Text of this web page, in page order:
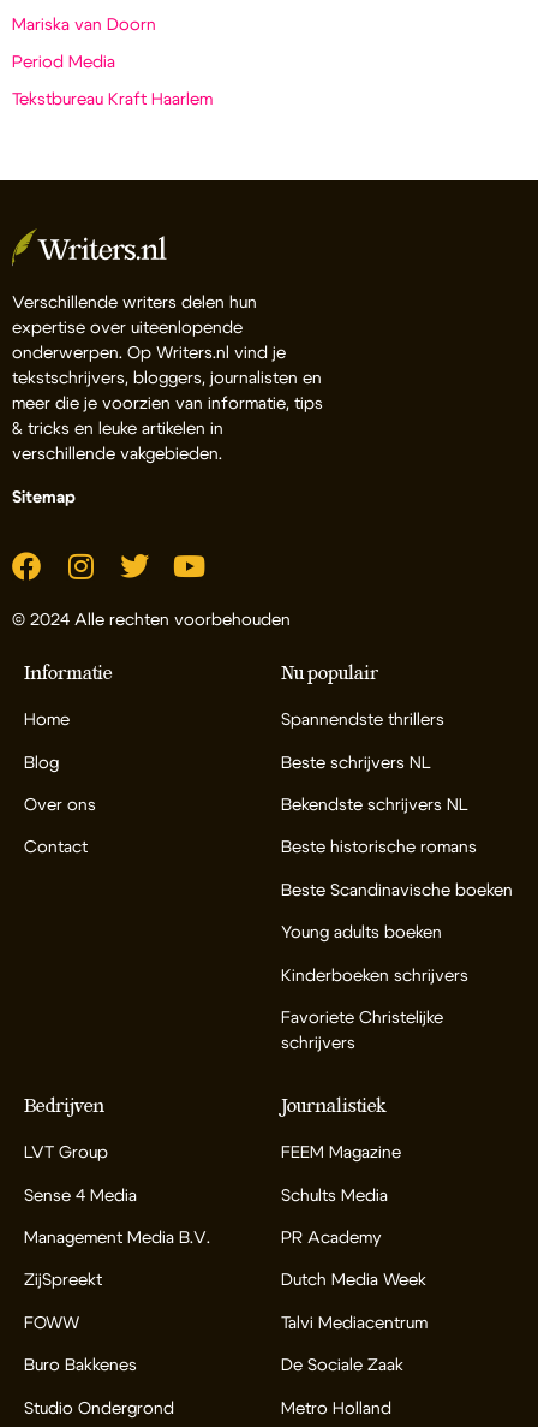
Mariska van Doorn
Period Media
Tekstbureau Kraft Haarlem
Verschillende writers delen hun
expertise over uiteenlopende
onderwerpen. Op Writers.nl vind je
tekstschrijvers, bloggers, journalisten en
meer die je voorzien van informatie, tips
& tricks en leuke artikelen in
verschillende vakgebieden.
Sitemap
© 2024 Alle rechten voorbehouden
Informatie
Home
Blog
Over ons
Contact
Nu populair
Spannendste thrillers
Beste schrijvers NL
Bekendste schrijvers NL
Beste historische romans
Beste Scandinavische boeken
Young adults boeken
Kinderboeken schrijvers
Favoriete Christelijke
schrijvers
Bedrijven
LVT Group
Sense 4 Media
Management Media B.V.
ZijSpreekt
FOWW
Buro Bakkenes
Studio Ondergrond
Journalistiek
FEEM Magazine
Schults Media
PR Academy
Dutch Media Week
Talvi Mediacentrum
De Sociale Zaak
Metro Holland